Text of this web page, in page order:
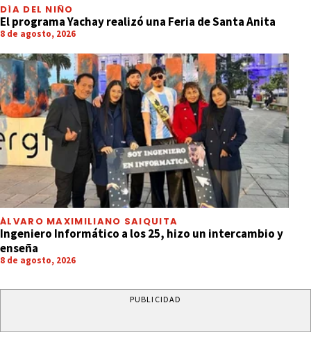
DÍA DEL NIÑO
El programa Yachay realizó una Feria de Santa Anita
8 de agosto, 2026
ÁLVARO MAXIMILIANO SAIQUITA
Ingeniero Informático a los 25, hizo un intercambio y
enseña
8 de agosto, 2026
PUBLICIDAD